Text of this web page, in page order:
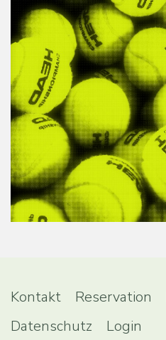
Kontakt Reservation
Datenschutz
Login